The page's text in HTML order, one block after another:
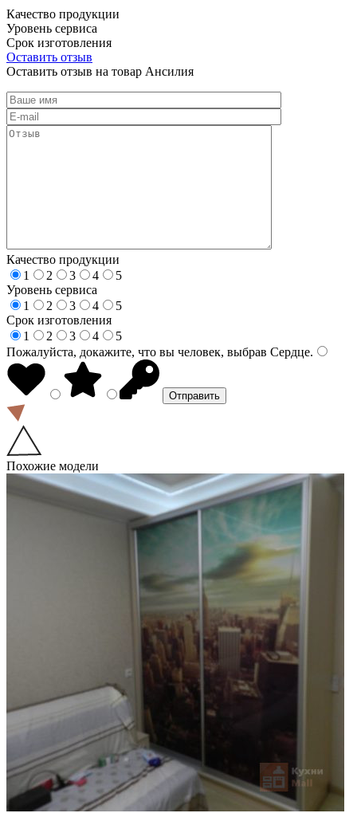
Качество продукции
Уровень сервиса
Срок изготовления
Оставить отзыв
Оставить отзыв на товар Ансилия
Качество продукции
1
2 3 4
5
Уровень сервиса
1
2 3 4
5
Срок изготовления
1
2 3 4
5
Пожалуйста, докажите, что вы человек, выбрав Сердце.
Похожие модели